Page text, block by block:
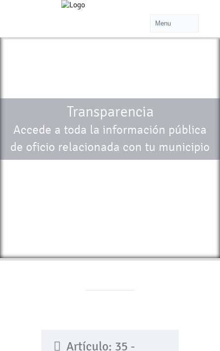
Transparencia
Accede a toda la información pública
de oficio relacionada con tu municipio
Artículo: 35 -